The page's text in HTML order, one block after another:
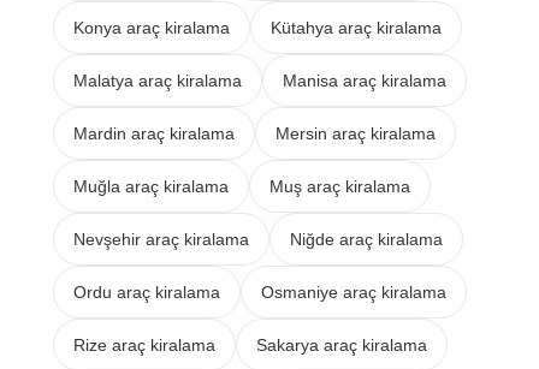
Konya araç kiralama Kütahya araç kiralama
Malatya araç kiralama Manisa araç kiralama
Mardin araç kiralama Mersin araç kiralama
Muğla araç kiralama Muş araç kiralama
Nevşehir araç kiralama Niğde araç kiralama
Ordu araç kiralama Osmaniye araç kiralama
Rize araç kiralama Sakarya araç kiralama